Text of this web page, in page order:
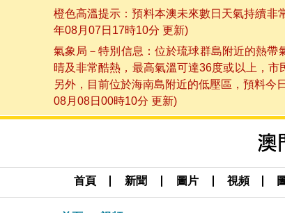
橙色高溫提示：預料本澳未來數日天氣持續非
年08月07日17時10分 更新)
氣象局－特別信息：位於琉球群島附近的熱
晴及非常酷熱，最高氣溫可達36度或以上，
另外，目前位於海南島附近的低壓區，預料今
08月08日00時10分 更新)
首頁 新聞 圖片 視頻